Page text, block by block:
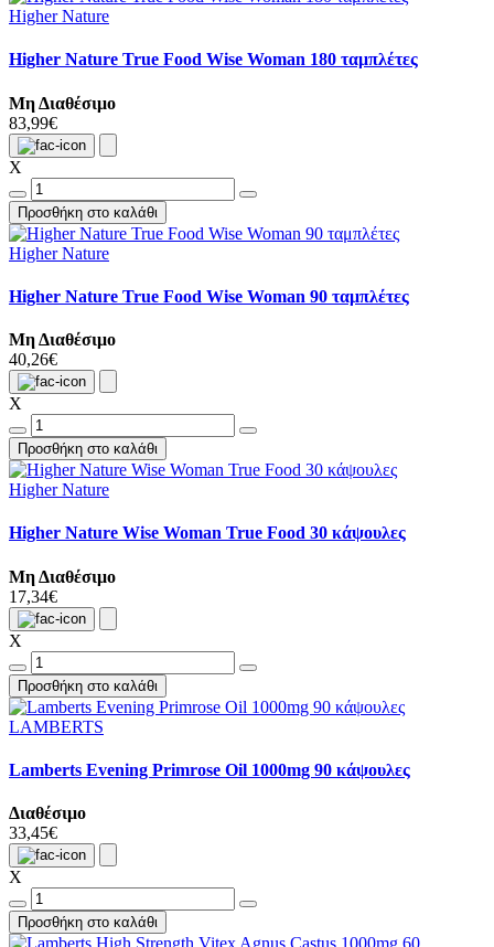
Higher Nature
Higher Nature True Food Wise Woman 180 ταμπλέτες
Μη Διαθέσιμο
83,99€
X
Προσθήκη στο καλάθι
Higher Nature
Higher Nature True Food Wise Woman 90 ταμπλέτες
Μη Διαθέσιμο
40,26€
X
Προσθήκη στο καλάθι
Higher Nature
Higher Nature Wise Woman True Food 30 κάψουλες
Μη Διαθέσιμο
17,34€
X
Προσθήκη στο καλάθι
LAMBERTS
Lamberts Evening Primrose Oil 1000mg 90 κάψουλες
Διαθέσιμο
33,45€
X
Προσθήκη στο καλάθι